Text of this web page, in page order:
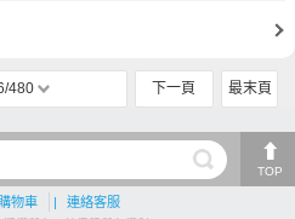
480 下一頁 最末頁
TOP
購物車 | 連絡客服